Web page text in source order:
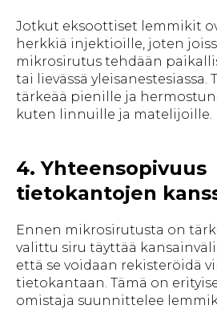
Jotkut eksoottiset lemmikit
herkkiä injektioille, joten
mikrosirutus tehdään
tai lievässä yleisanestesiassa.
tärkeää pienille ja
kuten linnuille ja matelijoille.
4. Yhteensopivuus
tietokantojen
Ennen mikrosirutusta on
valittu siru täyttää
että se voidaan rekisteröidä
tietokantaan. Tämä on
omistaja suunnittelee